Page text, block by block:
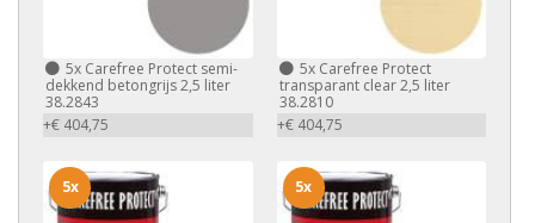
5x Carefree Protect semi-
dekkend betongrijs 2,5 liter
38.2843
+€ 404,75
5xCarefree Protect
transparant clear 2,5 liter
38.2810
+€ 404,75
5x 5x